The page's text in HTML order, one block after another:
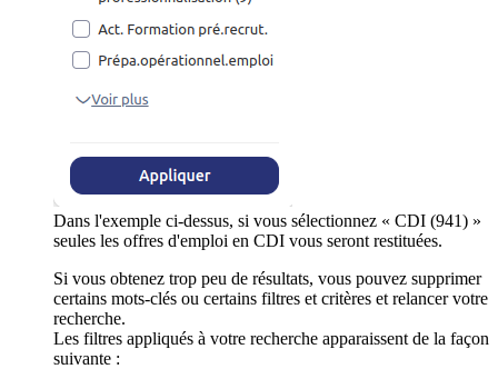
Dans l'exemple ci-dessus, si vous sélectionnez « CDI (941) »
seules les offres d'emploi en CDI vous seront restituées.
Si vous obtenez trop peu de résultats, vous pouvez supprimer
certains mots-clés ou certains filtres et critères et relancer votre
recherche.
Les filtres appliqués à votre recherche apparaissent de la façon
suivante :